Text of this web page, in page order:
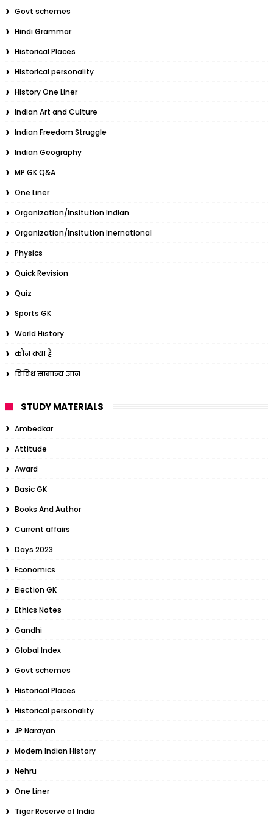
Govt schemes
Hindi Grammar
Historical Places
Historical personality
History One Liner
Indian Art and Culture
Indian Freedom Struggle
Indian Geography
MP GK Q&A
One Liner
Organization/Insitution Indian
Organization/Insitution Inernational
Physics
Quick Revision
Quiz
Sports GK
World History
कौन क्या है
विविध सामान्य ज्ञान
STUDY MATERIALS
Ambedkar
Attitude
Award
Basic GK
Books And Author
Current affairs
Days 2023
Economics
Election GK
Ethics Notes
Gandhi
Global Index
Govt schemes
Historical Places
Historical personality
JP Narayan
Modern Indian History
Nehru
One Liner
Tiger Reserve of India